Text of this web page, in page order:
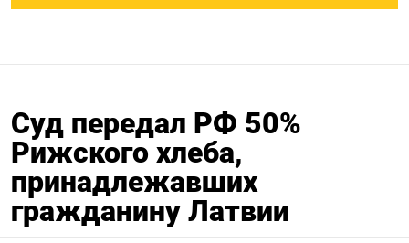
Суд передал РФ 50%
Рижского хлеба,
принадлежавших
гражданину Латвии